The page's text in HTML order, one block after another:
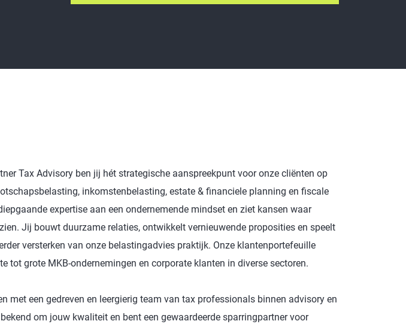
Tax Advisory ben jij hét strategische aanspreekpunt voor onze cliënten op
inkomstenbelasting, estate & financiele planning en fiscale
expertise aan een ondernemende mindset en ziet kansen waar
Jij bouwt duurzame relaties, ontwikkelt vernieuwende proposities en speelt
versterken van onze belastingadvies praktijk. Onze klantenportefeuille
tot grote MKB-ondernemingen en corporate klanten in diverse sectoren.
met een gedreven en leergierig team van tax professionals binnen advisory en
om jouw kwaliteit en bent een gewaardeerde sparringpartner voor